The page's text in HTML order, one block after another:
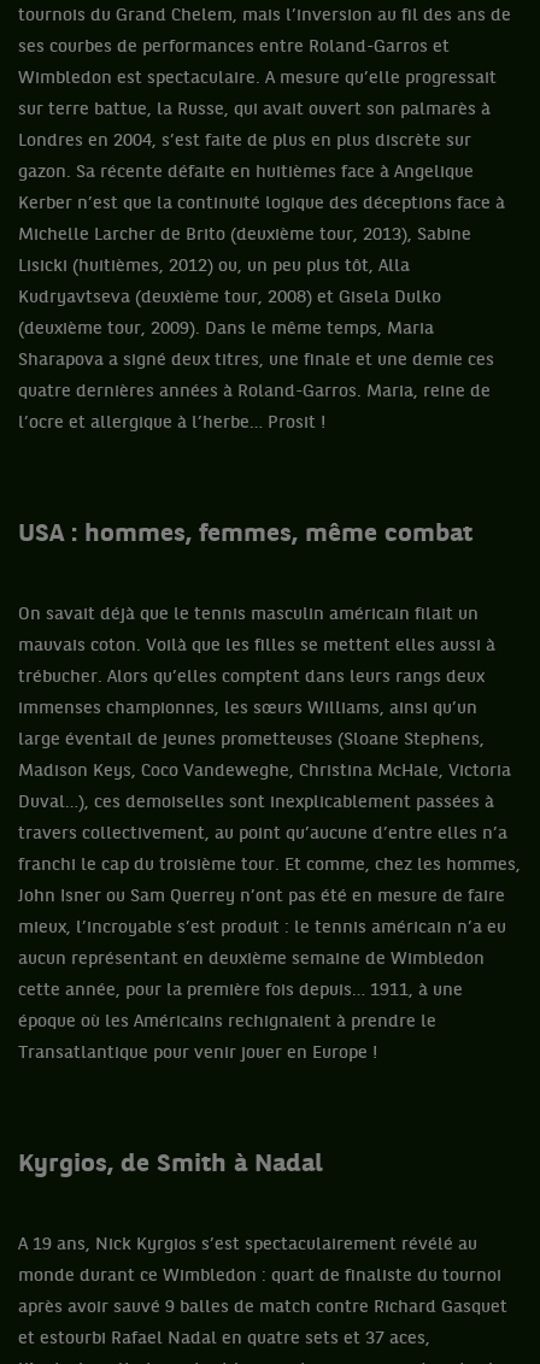
tournois du Grand Chelem, mais l’inversion au fil des ans de
ses courbes de performances entre Roland-Garros et
Wimbledon est spectaculaire. A mesure qu’elle progressait
sur terre battue, la Russe, qui avait ouvert son palmarès à
Londres en 2004, s’est faite de plus en plus discrète sur
gazon. Sa récente défaite en huitièmes face à Angelique
Kerber n’est que la continuité logique des déceptions face à
Michelle Larcher de Brito (deuxième tour, 2013), Sabine
Lisicki (huitièmes, 2012) ou, un peu plus tôt, Alla
Kudryavtseva (deuxième tour, 2008) et Gisela Dulko
(deuxième tour, 2009). Dans le même temps, Maria
Sharapova a signé deux titres, une finale et une demie ces
quatre dernières années à Roland-Garros. Maria, reine de
l’ocre et allergique à l’herbe… Prosit !
USA : hommes, femmes, même combat
On savait déjà que le tennis masculin américain filait un
mauvais coton. Voilà que les filles se mettent elles aussi à
trébucher. Alors qu’elles comptent dans leurs rangs deux
immenses championnes, les sœurs Williams, ainsi qu’un
large éventail de jeunes prometteuses (Sloane Stephens,
Madison Keys, Coco Vandeweghe, Christina McHale, Victoria
Duval…), ces demoiselles sont inexplicablement passées à
travers collectivement, au point qu’aucune d’entre elles n’a
franchi le cap du troisième tour. Et comme, chez les hommes,
John Isner ou Sam Querrey n’ont pas été en mesure de faire
mieux, l’incroyable s’est produit : le tennis américain n’a eu
aucun représentant en deuxième semaine de Wimbledon
cette année, pour la première fois depuis… 1911, à une
époque où les Américains rechignaient à prendre le
Transatlantique pour venir jouer en Europe !
Kyrgios, de Smith à Nadal
A 19 ans, Nick Kyrgios s’est spectaculairement révélé au
monde durant ce Wimbledon : quart de finaliste du tournoi
après avoir sauvé 9 balles de match contre Richard Gasquet
et estourbi Rafael Nadal en quatre sets et 37 aces,